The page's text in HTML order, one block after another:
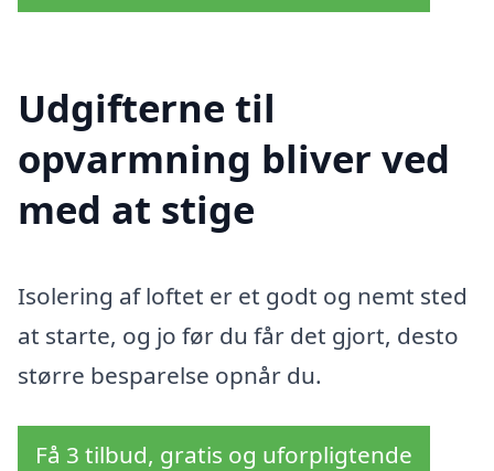
Udgifterne til
opvarmning bliver ved
med at stige
Isolering af loftet er et godt og nemt sted
at starte, og jo før du får det gjort, desto
større besparelse opnår du.
Få 3 tilbud, gratis og uforpligtende